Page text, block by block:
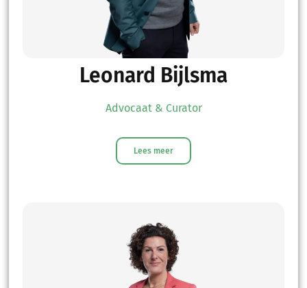
Leonard Bijlsma
Advocaat & Curator
Lees meer